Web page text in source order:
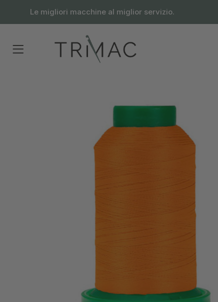
Le migliori macchine al miglior servizio.